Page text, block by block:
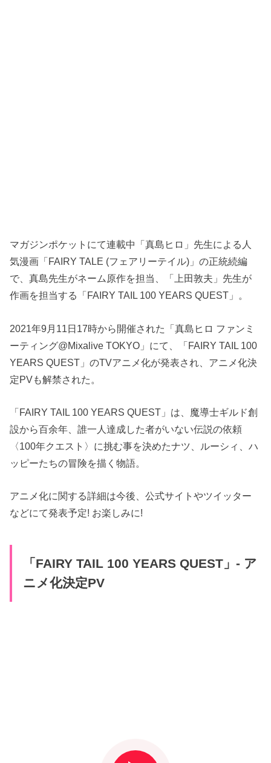
マガジンポケットにて連載中「真島ヒロ」先生による人
気漫画「FAIRY TALE (フェアリーテイル)」の正統続編
で、真島先生がネーム原作を担当、「上田敦夫」先生が
作画を担当する「FAIRY TAIL 100 YEARS QUEST」。
2021年9月11日17時から開催された「真島ヒロ ファンミ
ーティング@Mixalive TOKYO」にて、「FAIRY TAIL 100
YEARS QUEST」のTVアニメ化が発表され、アニメ化決
定PVも解禁された。
「FAIRY TAIL 100 YEARS QUEST」は、魔導士ギルド創
設から百余年、誰一人達成した者がいない伝説の依頼
〈100年クエスト〉に挑む事を決めたナツ、ルーシィ、ハ
ッピーたちの冒険を描く物語。
アニメ化に関する詳細は今後、公式サイトやツイッター
などにて発表予定! お楽しみに!
「FAIRY TAIL 100 YEARS QUEST」- ア
ニメ化決定PV